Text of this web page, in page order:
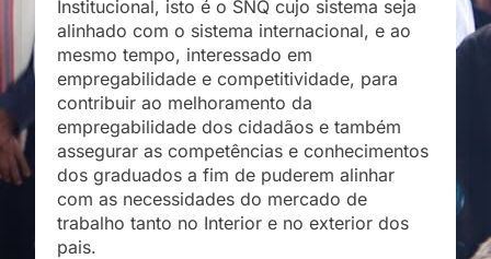
Institucional, isto é o SNQ cujo sistema seja
alinhado com o sistema internacional, e ao
mesmo tempo, interessado em
empregabilidade e competitividade, para
contribuir ao melhoramento da
empregabilidade dos cidadãos e também
assegurar as competências e conhecimentos
dos graduados a fim de puderem alinhar
com as necessidades do mercado de
trabalho tanto no Interior e no exterior dos
pais.